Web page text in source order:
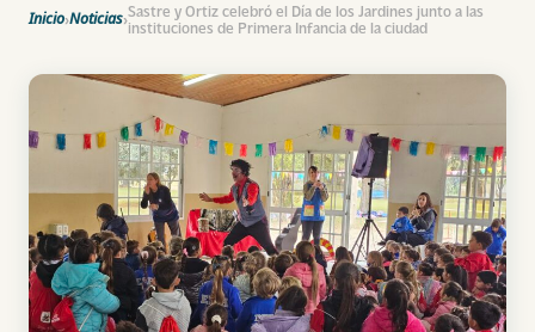
Inicio›Noticias›Sastre y Ortiz celebró el Día de los Jardines junto a las
instituciones de Primera Infancia de la ciudad